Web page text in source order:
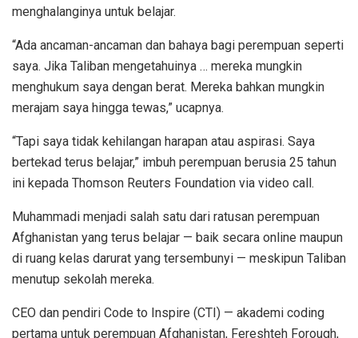
menghalanginya untuk belajar.
“Ada ancaman-ancaman dan bahaya bagi perempuan seperti
saya. Jika Taliban mengetahuinya … mereka mungkin
menghukum saya dengan berat. Mereka bahkan mungkin
merajam saya hingga tewas,” ucapnya.
“Tapi saya tidak kehilangan harapan atau aspirasi. Saya
bertekad terus belajar,” imbuh perempuan berusia 25 tahun
ini kepada Thomson Reuters Foundation via video call.
Muhammadi menjadi salah satu dari ratusan perempuan
Afghanistan yang terus belajar — baik secara online maupun
di ruang kelas darurat yang tersembunyi — meskipun Taliban
menutup sekolah mereka.
CEO dan pendiri Code to Inspire (CTI) — akademi coding
pertama untuk perempuan Afghanistan, Fereshteh Forough,